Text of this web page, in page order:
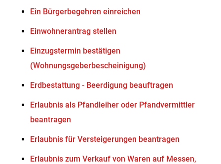
Ein Bürgerbegehren einreichen
Einwohnerantrag stellen
Einzugstermin bestätigen
(Wohnungsgeberbescheinigung)
Erdbestattung - Beerdigung beauftragen
Erlaubnis als Pfandleiher oder Pfandvermittler
beantragen
Erlaubnis für Versteigerungen beantragen
Erlaubnis zum Verkauf von Waren auf Messen,